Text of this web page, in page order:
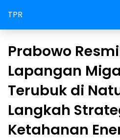
TPR
Prabowo
Lapangan
Terubuk di
Langkah
Ketahanan